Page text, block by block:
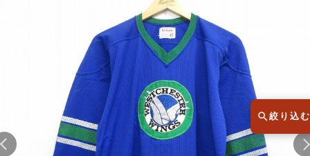
全国7店舗・公式通販の比較
発送について 12時までのご注文で当日出荷！
※対応不可：日祝、長期休暇、セール
絞り込む